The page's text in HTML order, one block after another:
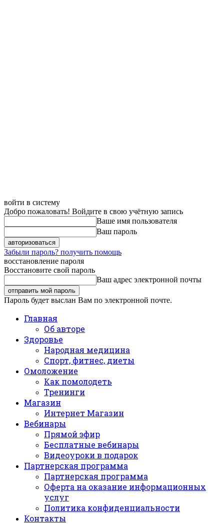
войти в систему
Добро пожаловать! Войдите в свою учётную запись
Ваше имя пользователя
Ваш пароль
Забыли пароль? получить помощь
восстановление пароля
Восстановите свой пароль
Ваш адрес электронной почты
Пароль будет выслан Вам по электронной почте.
Главная
Об авторе
Здоровье
Народная медицина
Спорт, фитнес, диеты
Омоложение
Как помолодеть
Тренинги
Магазин
Интернет Магазин
Вебинары
Прямой эфир
Бесплатные вебинары
Видеоуроки в подарок
Партнерская программа
Партнерская программа
Оферта на оказание информационных
услуг
Политика конфиденциальности
Контакты